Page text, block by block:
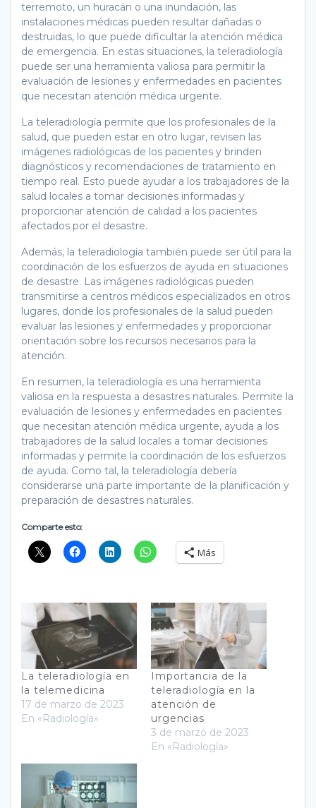
terremoto, un huracán o una inundación, las
instalaciones médicas pueden resultar dañadas o
destruidas, lo que puede dificultar la atención médica
de emergencia. En estas situaciones, la teleradiología
puede ser una herramienta valiosa para permitir la
evaluación de lesiones y enfermedades en pacientes
que necesitan atención médica urgente.
La teleradiología permite que los profesionales de la
salud, que pueden estar en otro lugar, revisen las
imágenes radiológicas de los pacientes y brinden
diagnósticos y recomendaciones de tratamiento en
tiempo real. Esto puede ayudar a los trabajadores de la
salud locales a tomar decisiones informadas y
proporcionar atención de calidad a los pacientes
afectados por el desastre.
Además, la teleradiología también puede ser útil para la
coordinación de los esfuerzos de ayuda en situaciones
de desastre. Las imágenes radiológicas pueden
transmitirse a centros médicos especializados en otros
lugares, donde los profesionales de la salud pueden
evaluar las lesiones y enfermedades y proporcionar
orientación sobre los recursos necesarios para la
atención.
En resumen, la teleradiología es una herramienta
valiosa en la respuesta a desastres naturales. Permite la
evaluación de lesiones y enfermedades en pacientes
que necesitan atención médica urgente, ayuda a los
trabajadores de la salud locales a tomar decisiones
informadas y permite la coordinación de los esfuerzos
de ayuda. Como tal, la teleradiología debería
considerarse una parte importante de la planificación y
preparación de desastres naturales.
Comparte esto:
Más
La teleradiología en
la telemedicina
17 de marzo de 2023
En «Radiología»
Importancia de la
teleradiología en la
atención de
urgencias
3 de marzo de 2023
En «Radiología»